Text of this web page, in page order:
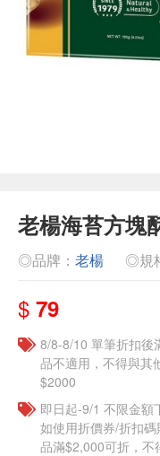
老楊海苔方塊
◎品牌： 老楊 ◎規
$ 79
8/8-8/10 單筆折扣後
品不適用，不得與其
$2000
即日起-9/1 不限金額
如使用折價券/折扣
品滿$2,000可折，不